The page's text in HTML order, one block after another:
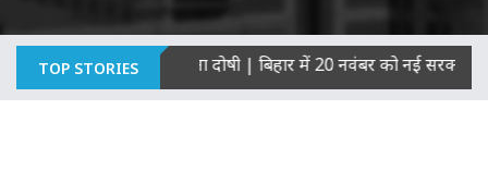
TOP STORIES
हत्याओं का माना दोषी बिहार में 20 नवंबर को नई सरकार का शपथ